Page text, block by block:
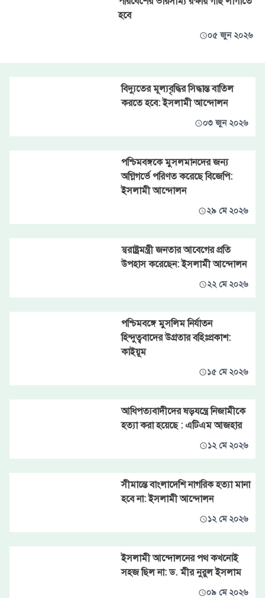
হবে
০৫ জুন ২০২৬
বিদ্যুতের মূল্যবৃদ্ধির সিদ্ধান্ত বাতিল
করতে হবে: ইসলামী আন্দোলন
০৩ জুন ২০২৬
পশ্চিমবঙ্গকে মুসলমানদের জন্য
অগ্নিগর্ভে পরিণত করেছে বিজেপি:
ইসলামী আন্দোলন
২৯ মে ২০২৬
স্বরাষ্ট্রমন্ত্রী জনতার আবেগের প্রতি
উপহাস করেছেন: ইসলামী আন্দোলন
২২ মে ২০২৬
পশ্চিমবঙ্গে মুসলিম নির্যাতন
হিন্দুত্ববাদের উগ্রতার বহিঃপ্রকাশ:
কাইয়ূম
১৫ মে ২০২৬
আধিপত্যবাদীদের ষড়যন্ত্রে নিজামীকে
হত্যা করা হয়েছে : এটিএম আজহার
১২ মে ২০২৬
সীমান্তে বাংলাদেশি নাগরিক হত্যা মানা
হবে না: ইসলামী আন্দোলন
১২ মে ২০২৬
ইসলামী আন্দোলনের পথ কখনোই
সহজ ছিল না: ড. মীর নুরুল ইসলাম
০৯ মে ২০২৬